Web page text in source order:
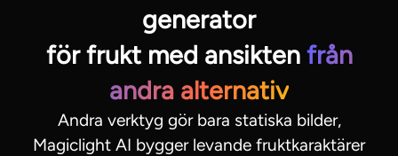
generator
för frukt med ansikten från
andra alternativ
Andra verktyg gör bara statiska bilder,
Magiclight AI bygger levande fruktkaraktärer